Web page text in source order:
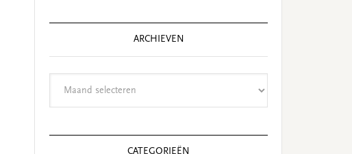
ARCHIEVEN
CATEGORIEËN